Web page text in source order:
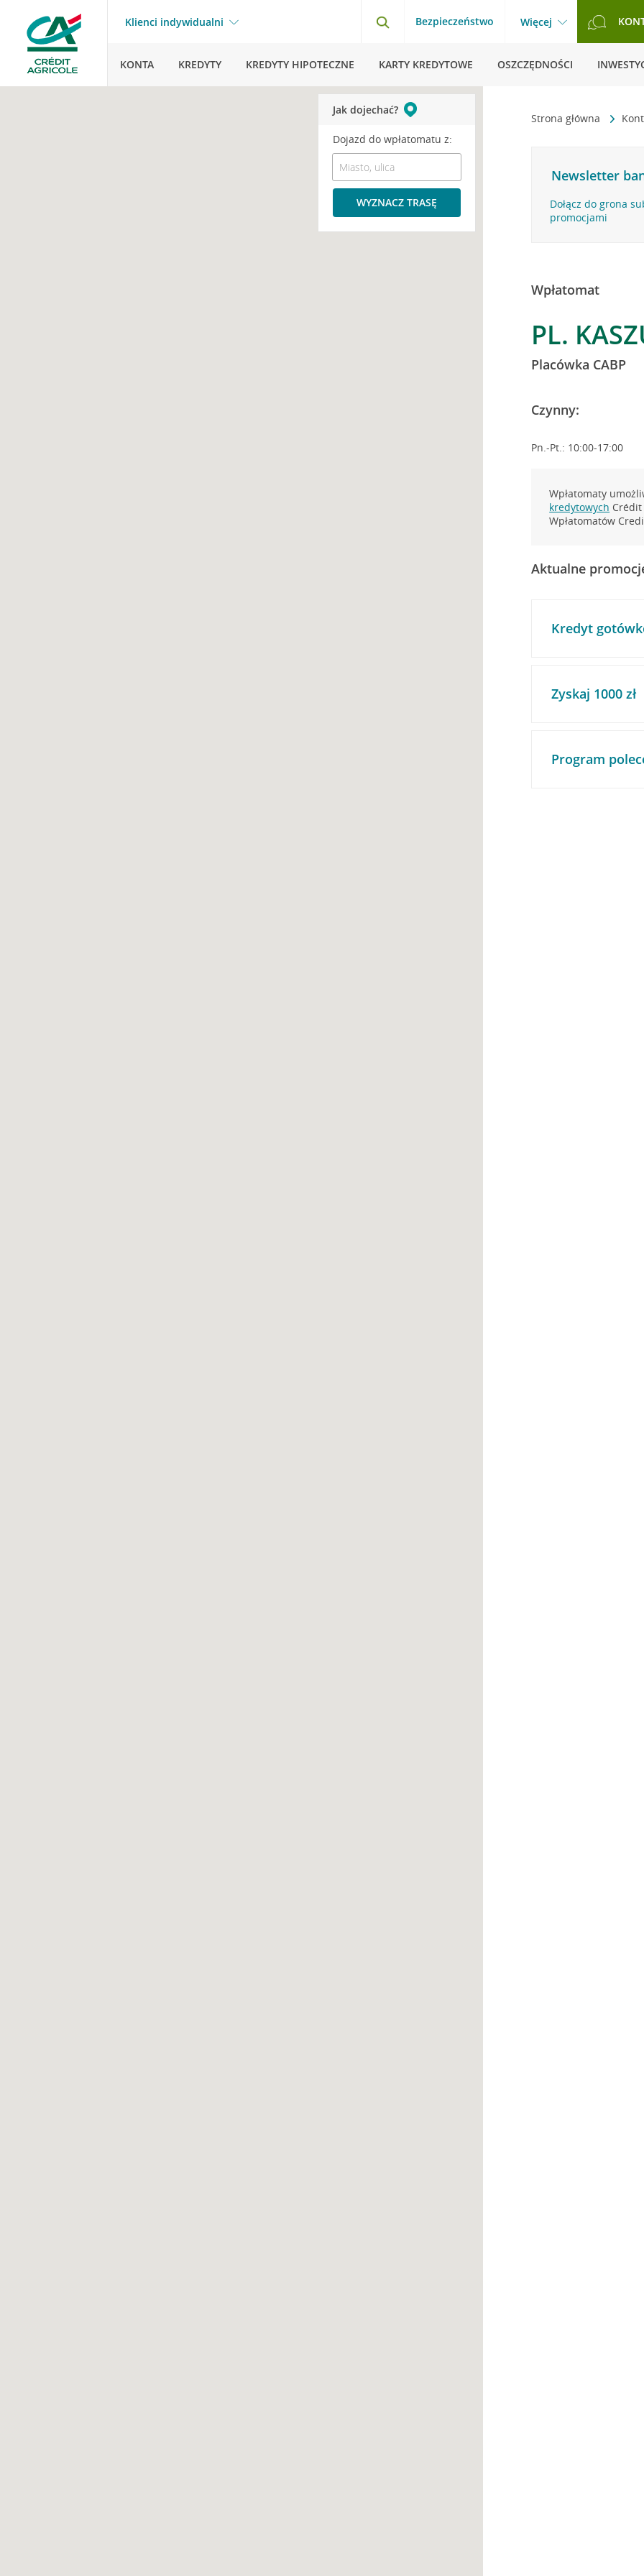
Klienci indywidualni Bezpieczeństwo Więcej
KONTA KREDYTY KREDYTY HIPOTECZNE KARTY KREDYTOWE OSZCZĘDNOŚCI
Strona główna
Newsletter
Dołącz do grona
promocjami
Wpłatomat
PL.
Placówka CABP
Czynny:
Pn.-Pt.: 10:00-17:00
Wpłatomaty
kredytowych
Wpłatomatów
Aktualne
Kredyt
Zyskaj 1000 zł
Program
Jak dojechać?
Dojazd do wpłatomatu z:
WYZNACZ TRASĘ